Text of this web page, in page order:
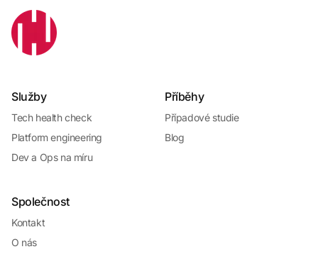
Služby
Tech health check
Platform engineering
Dev a Ops na míru
Příběhy
Případové studie
Blog
Společnost
Kontakt
O nás